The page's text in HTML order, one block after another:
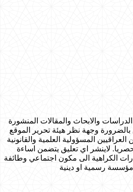
والابحاث والمقالات المنشورة
وجهة نظر هيئة تحرير الموقع
المسؤولية العلمية والقانونية
لاينشر اي تعليق يتضمن اساءة
الكراهية الى مكون اجتماعي وطائفة
رسمية او دينية